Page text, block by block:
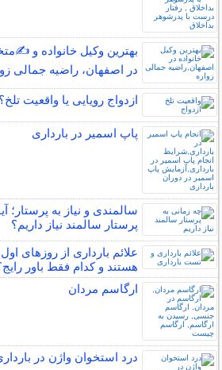
بهترین وکیل خانواده و
در اصفهان، راضیه جمالی
ازدواج رویایی یا واقعیت تلخ؟
پاپ اسمیر در بارداری
سالمندی و نیاز به پرستار؛
پرستار سالمند نیاز داریم؟
علائم بارداری از روزهای
هستند و کدام فقط باور
ارگاسم مردان
درد استخوان واژن در